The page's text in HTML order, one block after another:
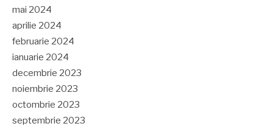
mai 2024
aprilie 2024
februarie 2024
ianuarie 2024
decembrie 2023
noiembrie 2023
octombrie 2023
septembrie 2023